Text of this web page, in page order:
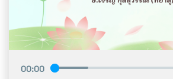
00:00